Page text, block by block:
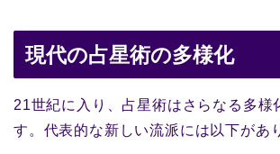
現代の占星術の多様化
21世紀に入り、占星術はさらなる多様
す。代表的な新しい流派には以下があ